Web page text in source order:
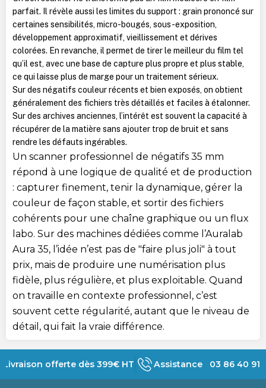
parfait. Il révèle aussi les limites du support : grain prononcé sur
certaines sensibilités, micro-bougés, sous-exposition,
développement approximatif, vieillissement et dérives
colorées. En revanche, il permet de tirer le meilleur du film tel
qu’il est, avec une base de capture plus propre et plus stable,
ce qui laisse plus de marge pour un traitement sérieux.
Sur des négatifs couleur récents et bien exposés, on obtient
généralement des fichiers très détaillés et faciles à étalonner.
Sur des archives anciennes, l’intérêt est souvent la capacité à
récupérer de la matière sans ajouter trop de bruit et sans
rendre les défauts ingérables.
Un scanner professionnel de négatifs 35 mm
répond à une logique de qualité et de production
: capturer finement, tenir la dynamique, gérer la
couleur de façon stable, et sortir des fichiers
cohérents pour une chaîne graphique ou un flux
labo. Sur des machines dédiées comme l’Auralab
Aura 35, l’idée n’est pas de "faire plus joli" à tout
prix, mais de produire une numérisation plus
fidèle, plus régulière, et plus exploitable. Quand
on travaille en contexte professionnel, c’est
souvent cette régularité, autant que le niveau de
détail, qui fait la vraie différence.
Livraison offerte dès 399€ HT Assistance 03 86 40 91